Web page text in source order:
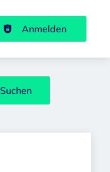
Anmelden
Suchen